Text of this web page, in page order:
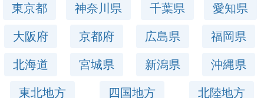
東京都 神奈川県 千葉県
愛知県
大阪府
京都府 広島県
福岡県
北海道
宮城県 新潟県
沖縄県
東北地方
四国地方 北陸地方